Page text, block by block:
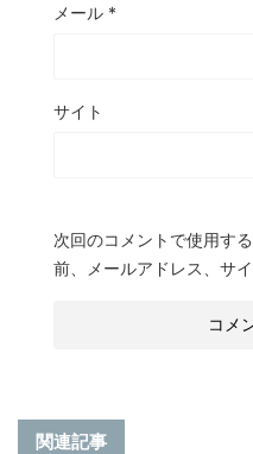
メール *
サイト
次回のコメントで使用す
前、メールアドレス、サイ
関連記事